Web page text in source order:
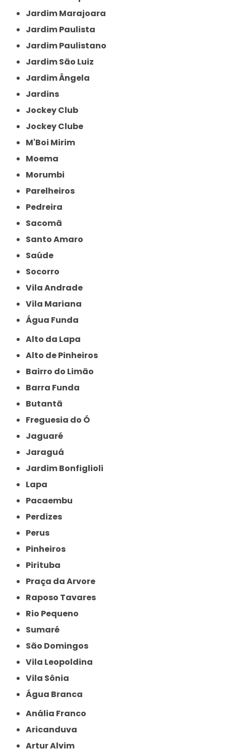
Jardim Marajoara
Jardim Paulista
Jardim Paulistano
Jardim São Luiz
Jardim Ângela
Jardins
Jockey Club
Jockey Clube
M'Boi Mirim
Moema
Morumbi
Parelheiros
Pedreira
Sacomã
Santo Amaro
Saúde
Socorro
Vila Andrade
Vila Mariana
Água Funda
Alto da Lapa
Alto de Pinheiros
Bairro do Limão
Barra Funda
Butantã
Freguesia do Ó
Jaguaré
Jaraguá
Jardim Bonfiglioli
Lapa
Pacaembu
Perdizes
Perus
Pinheiros
Pirituba
Praça da Arvore
Raposo Tavares
Rio Pequeno
Sumaré
São Domingos
Vila Leopoldina
Vila Sônia
Água Branca
Anália Franco
Aricanduva
Artur Alvim